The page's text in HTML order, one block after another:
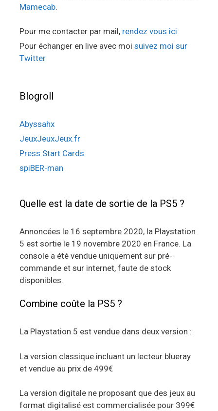
Mamecab.
Pour me contacter par mail, rendez vous ici
Pour échanger en live avec moi suivez moi sur
Twitter
Blogroll
Abyssahx
JeuxJeuxJeux.fr
Press Start Cards
spiBER-man
Quelle est la date de sortie de la PS5 ?
Annoncées le 16 septembre 2020, la Playstation
5 est sortie le 19 novembre 2020 en France. La
console a été vendue uniquement sur pré-
commande et sur internet, faute de stock
disponibles.
Combine coûte la PS5 ?
La Playstation 5 est vendue dans deux version :
La version classique incluant un lecteur blueray
et vendue au prix de 499€
La version digitale ne proposant que des jeux au
format digitalisé est commercialisée pour 399€